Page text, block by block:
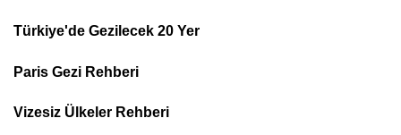
Footer
Top
Menu
Türkiye'de Gezilecek 20 Yer
Paris Gezi Rehberi
Vizesiz Ülkeler Rehberi